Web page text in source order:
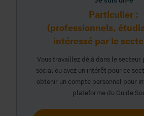
Particulier :
(professionnels,
intéressé par le
Vous travaillez déjà dans le secteur
social ou avez un intérêt pour ce
obtenir un compte personnel pour
plateforme du Guide